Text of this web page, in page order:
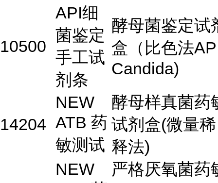
10500
API细
菌鉴定
手工试
剂条
酵母菌鉴定试
盒（比色法
Candida)
14204
NEW
ATB 药
敏测试
酵母样真菌药
试剂盒(微量稀
释法)
NEW
严格厌氧菌药